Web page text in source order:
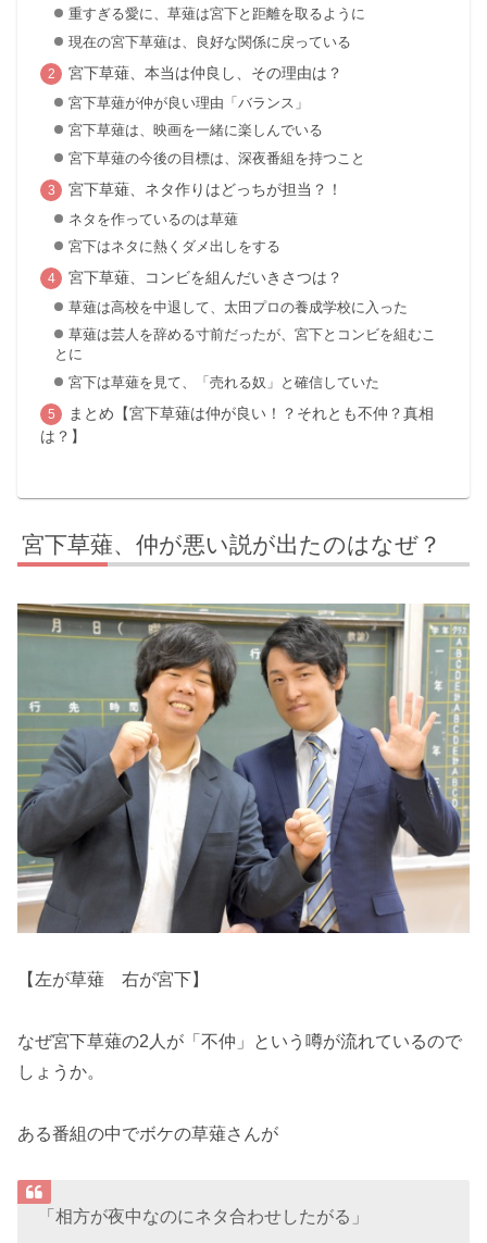
重すぎる愛に、草薙は宮下と距離を取るように
現在の宮下草薙は、良好な関係に戻っている
宮下草薙、本当は仲良し、その理由は？
宮下草薙が仲が良い理由「バランス」
宮下草薙は、映画を一緒に楽しんでいる
宮下草薙の今後の目標は、深夜番組を持つこと
宮下草薙、ネタ作りはどっちが担当？！
ネタを作っているのは草薙
宮下はネタに熱くダメ出しをする
宮下草薙、コンビを組んだいきさつは？
草薙は高校を中退して、太田プロの養成学校に入った
草薙は芸人を辞める寸前だったが、宮下とコンビを組むこ
とに
宮下は草薙を見て、「売れる奴」と確信していた
まとめ【宮下草薙は仲が良い！？それとも不仲？真相
は？】
宮下草薙、仲が悪い説が出たのはなぜ？
【左が草薙 右が宮下】
なぜ宮下草薙の2人が「不仲」という噂が流れているので
しょうか。
ある番組の中でボケの草薙さんが
「相方が夜中なのにネタ合わせしたがる」